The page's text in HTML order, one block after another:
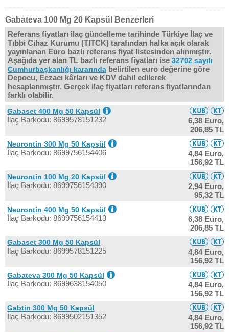
Gabateva 100 Mg 20 Kapsül Benzerleri
Referans fiyatları ilaç güncelleme tarihinde Türkiye İlaç ve
Tıbbi Cihaz Kurumu (TITCK) tarafından halka açık olarak
yayınlanan Euro bazlı referans fiyat listesinden alınmıştır.
Aşağıda yer alan TL bazlı referans fiyatları ise 32702 sayılı
Cumhurbaşkanlığı kararında belirtilen euro değerine göre
Depocu, Eczacı kârları ve KDV dahil edilerek
hesaplanmıştır. Gerçek ilaç fiyatları referans fiyatlarından
farklı olabilir.
Gabaset 400 Mg 50 Kapsül
İlaç Barkodu: 8699578151232
6,38 Euro,
206,85 TL
Neurontin 300 Mg 50 Kapsül
İlaç Barkodu: 8699756154406
4,84 Euro,
156,92 TL
Neurontin 100 Mg 20 Kapsül
İlaç Barkodu: 8699756154390
2,94 Euro,
95,32 TL
Neurontin 400 Mg 50 Kapsül
İlaç Barkodu: 8699756154413
6,38 Euro,
206,85 TL
Gabaset 300 Mg 50 Kapsül
İlaç Barkodu: 8699578151225
4,84 Euro,
156,92 TL
Gabateva 300 Mg 50 Kapsül
İlaç Barkodu: 8699638154050
4,84 Euro,
156,92 TL
Gabtin 300 Mg 50 Kapsül
İlaç Barkodu: 8699502151352
4,84 Euro,
156,92 TL